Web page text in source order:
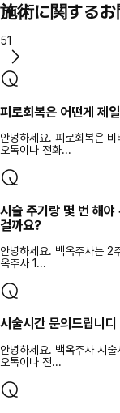
施術に関する
51
피로회복은 어떤게 제
안녕하세요. 피로회복은
오톡이나 전화...
시술 주기랑 몇 번 해
걸까요?
안녕하세요. 백옥주사는 2
옥주사 1...
시술시간 문의드립니디
안녕하세요. 백옥주사 시
오톡이나 전...